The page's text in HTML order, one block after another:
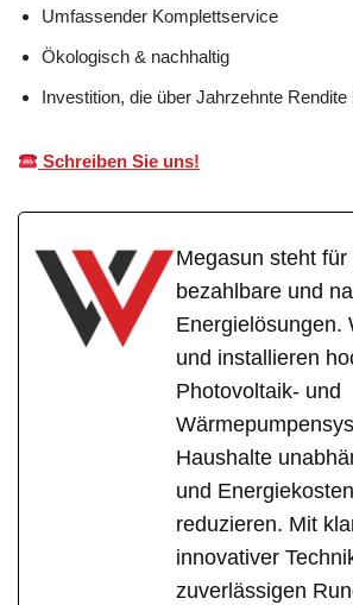
Umfassender Komplettservice
Ökologisch & nachhaltig
Investition, die über Jahrzehnte Rendite
Schreiben Sie uns!
Megasun steht für
bezahlbare und
Energielösungen.
und installieren
Photovoltaik- und
Haushalte
und
reduzieren. Mit
innovativer
zuverlässigen